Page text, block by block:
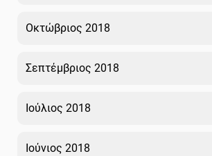
Οκτώβριος 2018
Σεπτέμβριος 2018
Ιούλιος 2018
Ιούνιος 2018